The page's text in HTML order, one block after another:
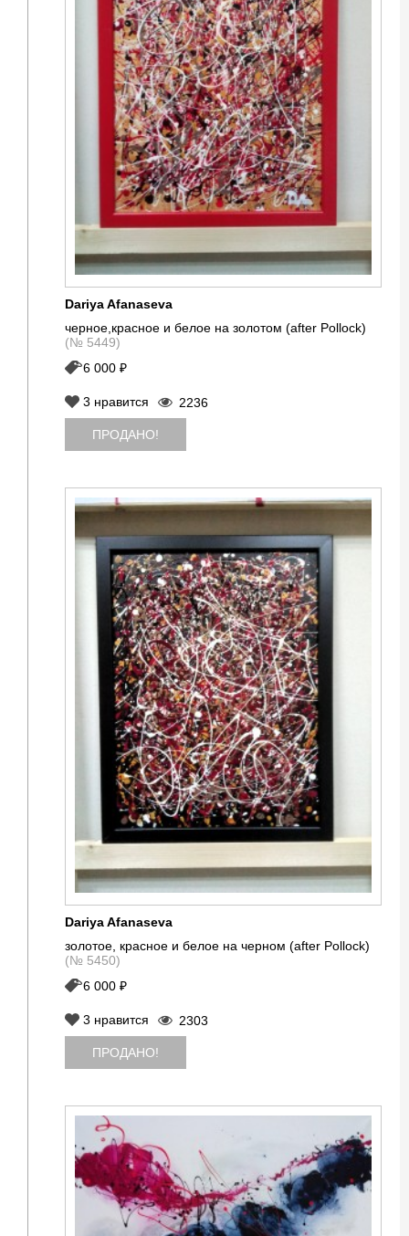
Dariya Afanaseva
черное,красное и белое на золотом (after Pollock)
(№ 5449)
6 000 ₽
3 нравится 2236
ПРОДАНО!
Dariya Afanaseva
золотое, красное и белое на черном (after Pollock)
(№ 5450)
6 000 ₽
3 нравится 2303
ПРОДАНО!